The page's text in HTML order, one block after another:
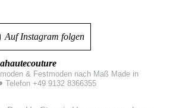
Auf Instagram folgen
& Festmoden nach Maß Made in
Telefon +49 9132 8366355